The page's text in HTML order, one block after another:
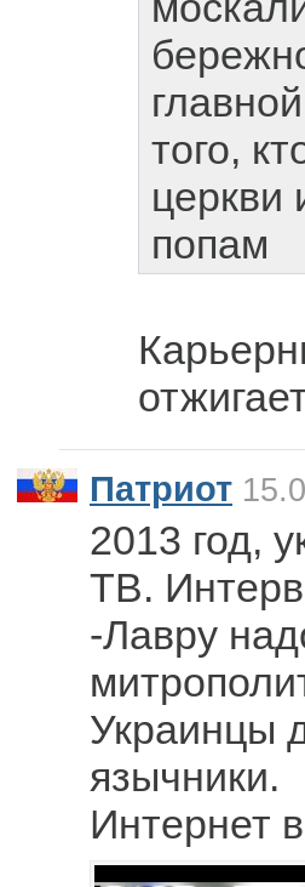
того,
церкви
попам
Патриот
2013 год,
ТВ.
-Лавру
Украинцы
язычники.
Интернет